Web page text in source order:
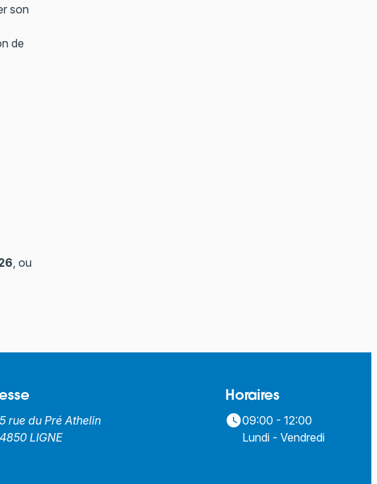
son
de
, ou
rue du Pré Athelin
LIGNE
Horaires
watch_later09:00 - 12:00
Lundi - Vendredi